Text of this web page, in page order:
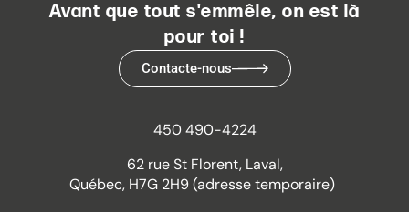
Avant que tout s'emmêle, on est là
pour toi !
Contacte-nous
450 490-4224
62 rue St Florent, Laval,
Québec, H7G 2H9 (adresse temporaire)